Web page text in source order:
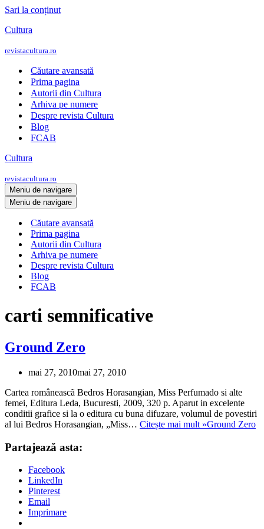
Sari la conținut
Cultura
revistacultura.ro
Căutare avansată
Prima pagina
Autorii din Cultura
Arhiva pe numere
Despre revista Cultura
Blog
FCAB
Cultura
revistacultura.ro
Meniu de navigare
Meniu de navigare
Căutare avansată
Prima pagina
Autorii din Cultura
Arhiva pe numere
Despre revista Cultura
Blog
FCAB
carti semnificative
Ground Zero
mai 27, 2010mai 27, 2010
Cartea româneascã Bedros Horasangian, Miss Perfumado si alte
femei, Editura Leda, Bucuresti, 2009, 320 p. Aparut in excelente
conditii grafice si la o editura cu buna difuzare, volumul de povestiri
al lui Bedros Horasangian, „Miss… Citește mai mult »Ground Zero
Partajează asta:
Facebook
LinkedIn
Pinterest
Email
Imprimare